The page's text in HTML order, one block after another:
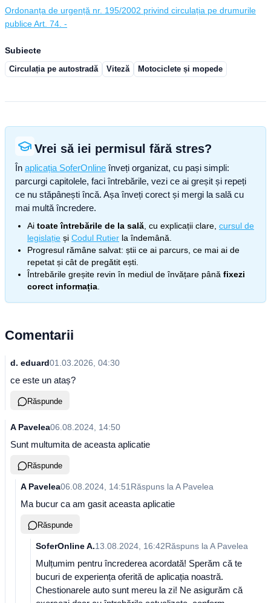
Ordonanța de urgență nr. 195/2002 privind circulația pe drumurile
publice Art. 74. -
Subiecte
Circulația pe autostradă Viteză Motociclete și mopede
Vrei să iei permisul fără stres?
În aplicația SoferOnline înveți organizat, cu pași simpli:
parcurgi capitolele, faci întrebările, vezi ce ai greșit și repeți
ce nu stăpânești încă. Așa înveți corect și mergi la sală cu
mai multă încredere.
Ai toate întrebările de la sală , cu explicații clare, cursul de
legislație și Codul Rutier la îndemână.
Progresul rămâne salvat: știi ce ai parcurs, ce mai ai de
repetat și cât de pregătit ești.
Întrebările greșite revin în mediul de învățare până fixezi
corect informația
Comentarii
d. eduard01.03.2026, 04:30
ce este un ataș?
Răspunde
A Pavelea06.08.2024, 14:50
Sunt multumita de aceasta aplicatie
Răspunde
A Pavelea06.08.2024, 14:51 Răspuns la A Pavelea
Ma bucur ca am gasit aceasta aplicatie
Răspunde
SoferOnline A.13.08.2024, 16:42Răspuns la A Pavelea
Mulțumim pentru încrederea acordată! Sperăm că te
bucuri de experiența oferită de aplicația noastră.
Chestionarele auto sunt mereu la zi! Ne asigurăm că